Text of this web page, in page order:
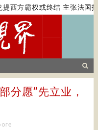
西方霸权或终结 主张法国扮
分愿“先立业，